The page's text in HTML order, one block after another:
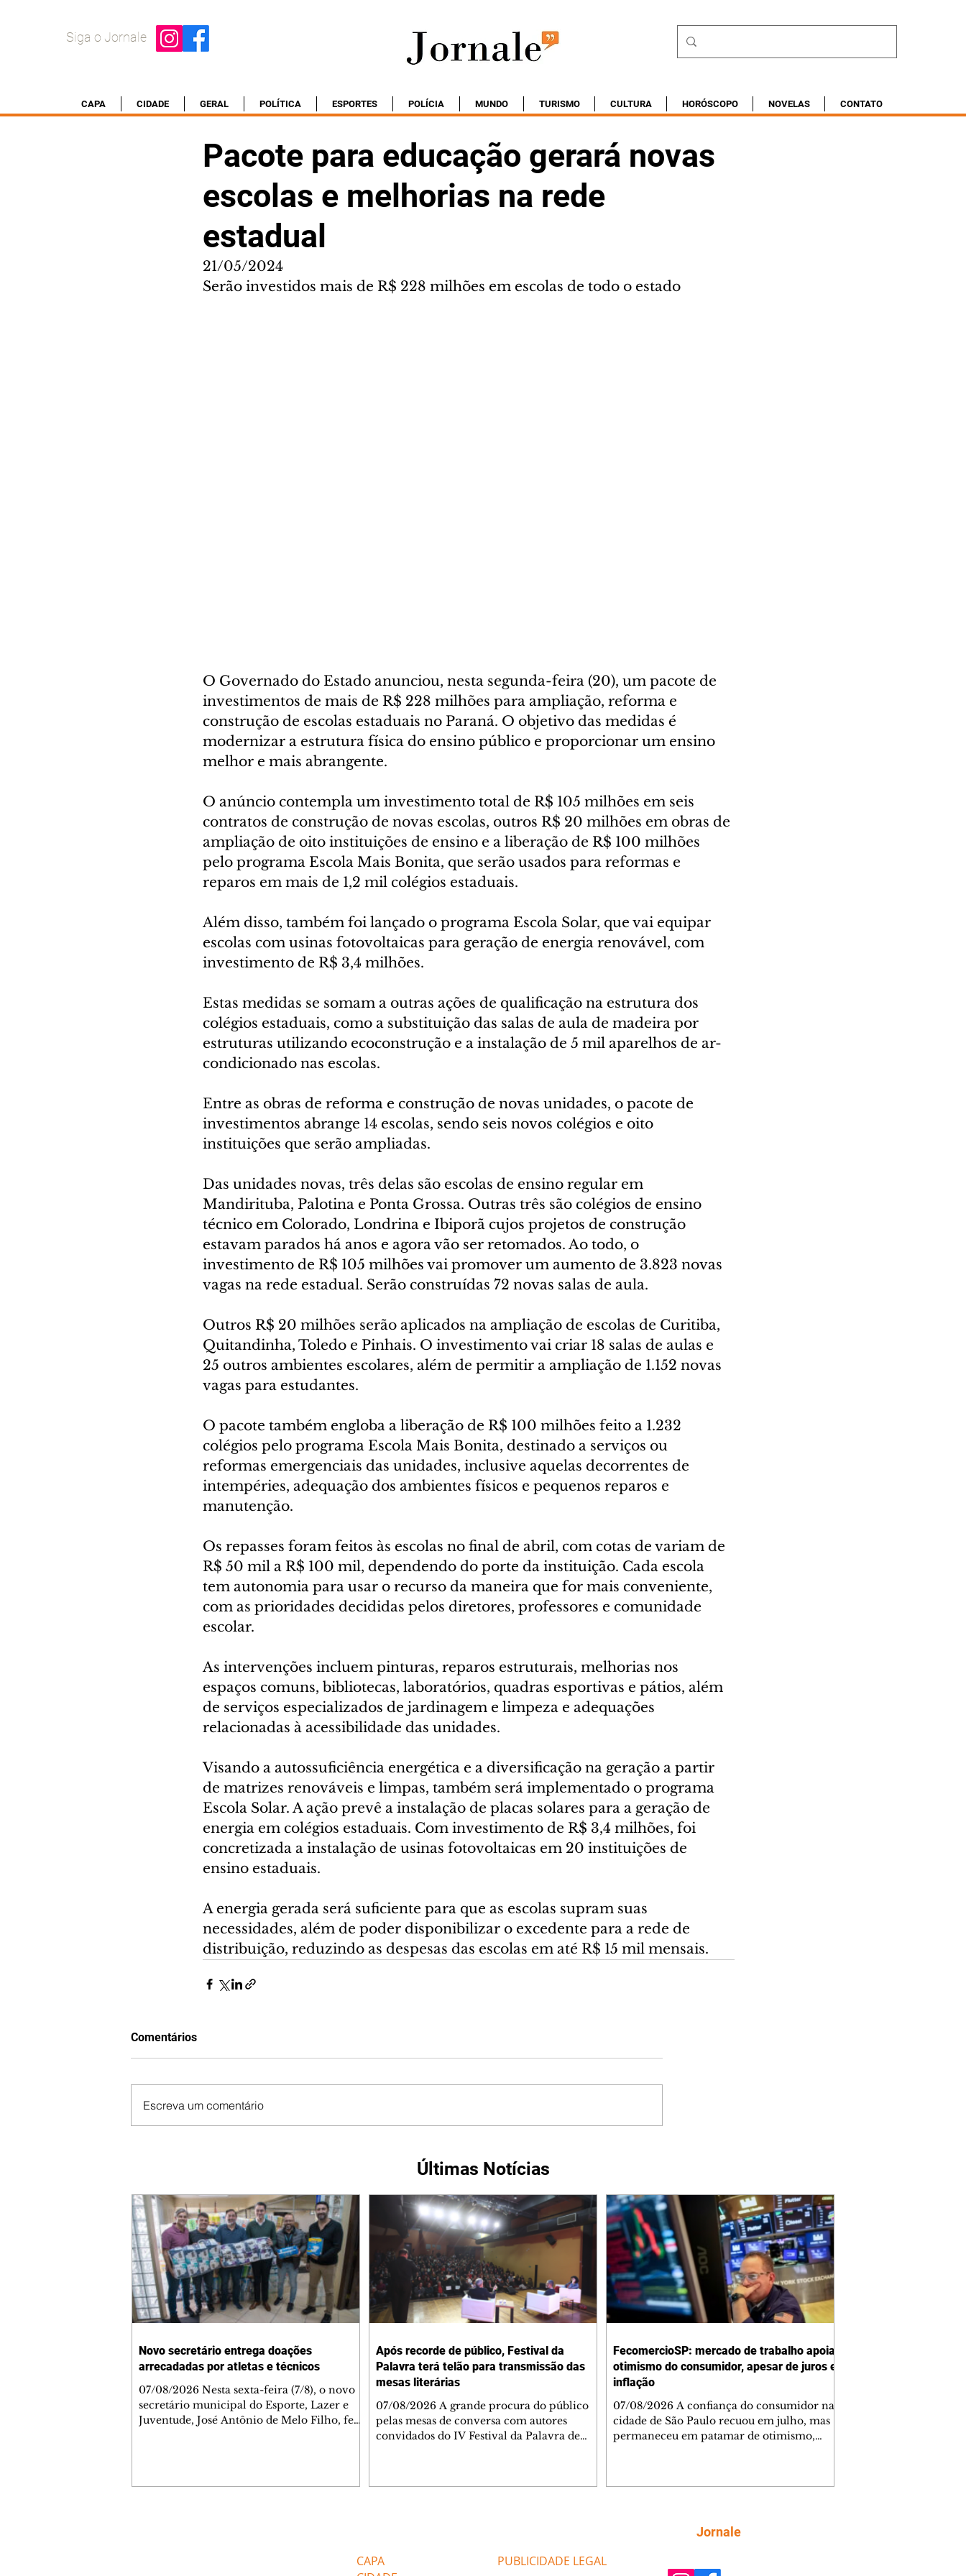
Siga o Jornale
CAPA CIDADE GERAL POLÍTICA ESPORTES POLÍCIA MUNDO TURISMO CULTURA HORÓSCOPO NOVELAS CONTATO
Pacote para educação gerará novas
escolas e melhorias na rede
estadual
21/05/2024
Serão investidos mais de R$ 228 milhões em escolas de todo o estado
O Governado do Estado anunciou, nesta segunda-feira (20), um pacote de
investimentos de mais de R$ 228 milhões para ampliação, reforma e
construção de escolas estaduais no Paraná. O objetivo das medidas é
modernizar a estrutura física do ensino público e proporcionar um ensino
melhor e mais abrangente.
O anúncio contempla um investimento total de R$ 105 milhões em seis
contratos de construção de novas escolas, outros R$ 20 milhões em obras de
ampliação de oito instituições de ensino e a liberação de R$ 100 milhões
pelo programa Escola Mais Bonita, que serão usados para reformas e
reparos em mais de 1,2 mil colégios estaduais.
Além disso, também foi lançado o programa Escola Solar, que vai equipar
escolas com usinas fotovoltaicas para geração de energia renovável, com
investimento de R$ 3,4 milhões.
Estas medidas se somam a outras ações de qualificação na estrutura dos
colégios estaduais, como a substituição das salas de aula de madeira por
estruturas utilizando ecoconstrução e a instalação de 5 mil aparelhos de ar-
condicionado nas escolas.
Entre as obras de reforma e construção de novas unidades, o pacote de
investimentos abrange 14 escolas, sendo seis novos colégios e oito
instituições que serão ampliadas.
Das unidades novas, três delas são escolas de ensino regular em
Mandirituba, Palotina e Ponta Grossa. Outras três são colégios de ensino
técnico em Colorado, Londrina e Ibiporã cujos projetos de construção
estavam parados há anos e agora vão ser retomados. Ao todo, o
investimento de R$ 105 milhões vai promover um aumento de 3.823 novas
vagas na rede estadual. Serão construídas 72 novas salas de aula.
Outros R$ 20 milhões serão aplicados na ampliação de escolas de Curitiba,
Quitandinha, Toledo e Pinhais. O investimento vai criar 18 salas de aulas e
25 outros ambientes escolares, além de permitir a ampliação de 1.152 novas
vagas para estudantes.
O pacote também engloba a liberação de R$ 100 milhões feito a 1.232
colégios pelo programa Escola Mais Bonita, destinado a serviços ou
reformas emergenciais das unidades, inclusive aquelas decorrentes de
intempéries, adequação dos ambientes físicos e pequenos reparos e
manutenção.
Os repasses foram feitos às escolas no final de abril, com cotas de variam de
R$ 50 mil a R$ 100 mil, dependendo do porte da instituição. Cada escola
tem autonomia para usar o recurso da maneira que for mais conveniente,
com as prioridades decididas pelos diretores, professores e comunidade
escolar.
As intervenções incluem pinturas, reparos estruturais, melhorias nos
espaços comuns, bibliotecas, laboratórios, quadras esportivas e pátios, além
de serviços especializados de jardinagem e limpeza e adequações
relacionadas à acessibilidade das unidades.
Visando a autossuficiência energética e a diversificação na geração a partir
de matrizes renováveis e limpas, também será implementado o programa
Escola Solar. A ação prevê a instalação de placas solares para a geração de
energia em colégios estaduais. Com investimento de R$ 3,4 milhões, foi
concretizada a instalação de usinas fotovoltaicas em 20 instituições de
ensino estaduais.
A energia gerada será suficiente para que as escolas supram suas
necessidades, além de poder disponibilizar o excedente para a rede de
distribuição, reduzindo as despesas das escolas em até R$ 15 mil mensais.
Comentários
Escreva um comentário
Últimas Notícias
Novo secretário entrega doações
arrecadadas por atletas e técnicos
07/08/2026 Nesta sexta-feira (7/8), o novo
secretário municipal do Esporte, Lazer e
Juventude, José Antônio de Melo Filho, fez
Após recorde de público, Festival da
Palavra terá telão para transmissão das
mesas literárias
07/08/2026 A grande procura do público
pelas mesas de conversa com autores
convidados do IV Festival da Palavra de
a programação. A medida foi adotada
depois que o Teatro do Memorial, com
FecomercioSP: mercado de trabalho apoia
otimismo do consumidor, apesar de juros e
inflação
07/08/2026 A confiança do consumidor na
cidade de São Paulo recuou em julho, mas
permaneceu em patamar de otimismo,
mais criteriosa nas decisões de compra,
(FecomercioSP). O Índice de Confiança do
CAPA
PUBLICIDADE LEGAL
Jornale